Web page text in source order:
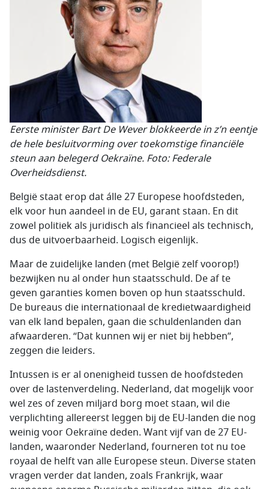
Eerste minister Bart De Wever blokkeerde in z’n eentje
de hele besluitvorming over toekomstige financiële
steun aan belegerd Oekraïne. Foto: Federale
Overheidsdienst.
België staat erop dat álle 27 Europese hoofdsteden,
elk voor hun aandeel in de EU, garant staan. En dit
zowel politiek als juridisch als financieel als technisch,
dus de uitvoerbaarheid. Logisch eigenlijk.
Maar de zuidelijke landen (met België zelf voorop!)
bezwijken nu al onder hun staatsschuld. De af te
geven garanties komen boven op hun staatsschuld.
De bureaus die internationaal de kredietwaardigheid
van elk land bepalen, gaan die schuldenlanden dan
afwaarderen. “Dat kunnen wij er niet bij hebben”,
zeggen die leiders.
Intussen is er al onenigheid tussen de hoofdsteden
over de lastenverdeling. Nederland, dat mogelijk voor
wel zes of zeven miljard borg moet staan, wil die
verplichting allereerst leggen bij de EU-landen die nog
weinig voor Oekraïne deden. Want vijf van de 27 EU-
landen, waaronder Nederland, fourneren tot nu toe
royaal de helft van alle Europese steun. Diverse staten
vragen verder dat landen, zoals Frankrijk, waar